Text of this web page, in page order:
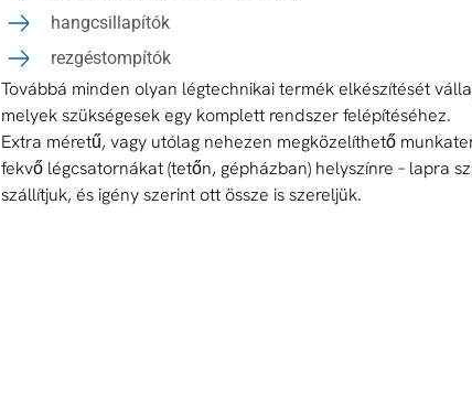
hangcsillapítók
rezgéstompítók
Továbbá minden olyan légtechnikai termék elkészítését
melyek szükségesek egy komplett rendszer felépítéséhez.
Extra méretű, vagy utólag nehezen megközelíthető
fekvő légcsatornákat (tetőn, gépházban) helyszínre – lapra
szállítjuk, és igény szerint ott össze is szereljük.